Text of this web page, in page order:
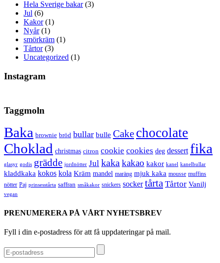
Hela Sverige bakar(3)
Jul (6)
Kakor(1)
Nyår(1)
smörkräm (1)
Tårtor(3)
Uncategorized (1)
Instagram
Taggmoln
Baka brownie bröd bullar bulle Cake chocolate
Choklad christmas citron cookie cookies deg dessert fika
glasyr godis grädde jordnötter Jul kaka kakao kakor kanel kanelbullar
kladdkaka kokos kola Kräm mandel maräng mjuk kaka mousse muffins
nötter Paj prinsesstårta saffran småkakor snickers socker tårta Tårtor Vanilj
vegan
PRENUMERERA PÅ VÅRT NYHETSBREV
Fyll i din e-postadress för att få uppdateringar på mail.